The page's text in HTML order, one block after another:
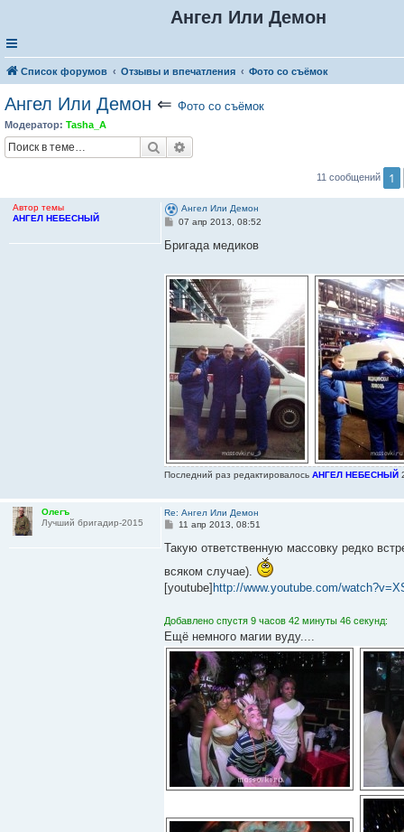
Ангел Или Демон
Список форумов Отзывы и впечатления Фото со съёмок
Ангел Или Демон ⇐ Фото со съёмок
Модератор: Tasha_A
Поиск
11 сообщений 1
Автор темы
АНГЕЛ НЕБЕСНЫЙ
Ангел Или Демон
С
о
е
н
и
е
07 апр 2013, 08:52
Бригада медиков
Последний раз редактировалосьАНГЕЛ НЕБЕСНЫЙ
Олегъ
Лучший бригадир-2015
Re: Ангел Или Демон
С
о
е
н
11 апр 2013, 08:51
Такую ответственную массовку редко
всяком случае).
[youtube]http://www.youtube.com/
Добавлено спустя 9 часов 42 минуты 46 секунд:
Ещё немного магии вуду....